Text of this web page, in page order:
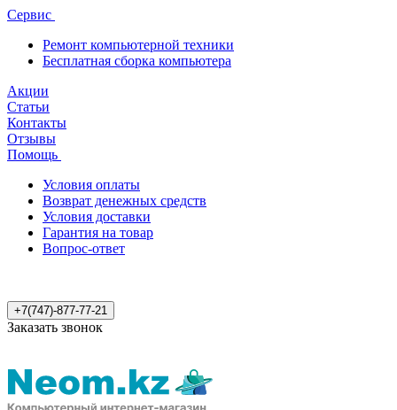
Сервис
Ремонт компьютерной техники
Бесплатная сборка компьютера
Акции
Статьи
Контакты
Отзывы
Помощь
Условия оплаты
Возврат денежных средств
Условия доставки
Гарантия на товар
Вопрос-ответ
+7(747)-877-77-21
Заказать звонок